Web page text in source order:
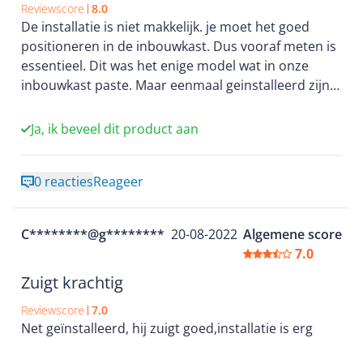
Reviewscore 8.0
De installatie is niet makkelijk. je moet het goed
positioneren in de inbouwkast. Dus vooraf meten is
essentieel. Dit was het enige model wat in onze
inbouwkast paste. Maar eenmaal geinstalleerd zijn
uit. Het licht is mooi en functioneel. De afneembare
Veel rustiger dan onze oude pelgrim afzuigkap en
Ja, ik beveel dit product aan
0 reactiesReageer
C********@g******** 20-08-2022 Algemene score
7.0
Zuigt krachtig
Reviewscore 7.0
Net geïnstalleerd, hij zuigt goed,installatie is erg